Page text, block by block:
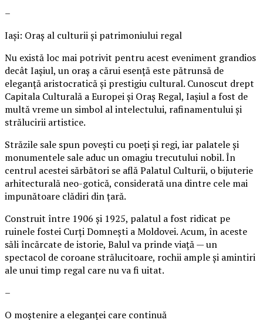
–
Iași: Oraș al culturii și patrimoniului regal
Nu există loc mai potrivit pentru acest eveniment grandios
decât Iașiul, un oraș a cărui esență este pătrunsă de
eleganță aristocratică și prestigiu cultural. Cunoscut drept
Capitala Culturală a Europei și Oraș Regal, Iașiul a fost de
multă vreme un simbol al intelectului, rafinamentului și
strălucirii artistice.
Străzile sale spun povești cu poeți și regi, iar palatele și
monumentele sale aduc un omagiu trecutului nobil. În
centrul acestei sărbători se află Palatul Culturii, o bijuterie
arhitecturală neo-gotică, considerată una dintre cele mai
impunătoare clădiri din țară.
Construit între 1906 și 1925, palatul a fost ridicat pe
ruinele fostei Curți Domnești a Moldovei. Acum, în aceste
săli încărcate de istorie, Balul va prinde viață — un
spectacol de coroane strălucitoare, rochii ample și amintiri
ale unui timp regal care nu va fi uitat.
–
O moștenire a eleganței care continuă